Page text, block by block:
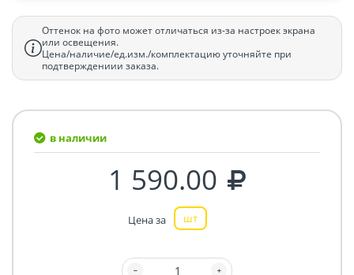
Оттенок на фото может отличаться из-за настроек экрана
или освещения.
Цена/наличие/ед.изм./комплектацию уточняйте при
подтверждениии заказа.
в наличии
1 590.00
Цена за шт